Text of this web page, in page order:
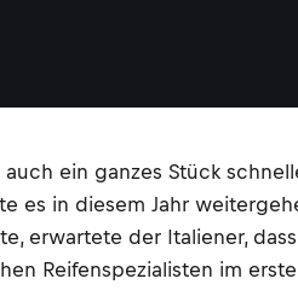
ein ganzes Stück
in diesem Jahr
erwartete der Italiener,
Reifenspezialisten im